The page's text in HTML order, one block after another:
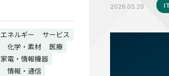
エネルギー
サービス
化学・素材
医療
家電・情報機器
情報・通信
2026.05.20